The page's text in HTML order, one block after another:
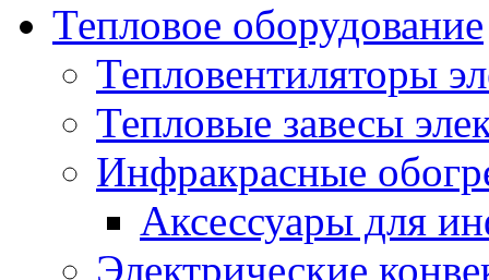
Тепловое оборудование
Тепловентиляторы
Тепловые завесы
Инфракрасные
Аксессуары для
Электрические